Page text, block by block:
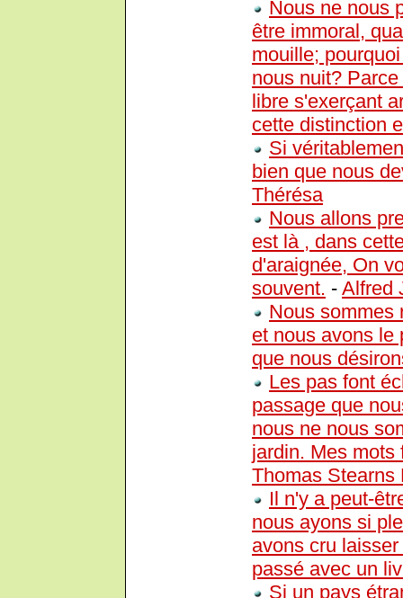
Nous ne nous
être immoral,
mouille;
nous nuit?
libre s'exerçant
cette distinction
Si
bien que nous
Thérésa
Nous allons
est là , dans
d'araignée, On
souvent. - Alfred
Nous sommes
et nous avons le
que nous
Les pas font
passage que
nous ne nous
jardin. Mes mots
Thomas Stearns
Il n'y a peut-
nous ayons si
avons cru
passé avec un
Si un pays